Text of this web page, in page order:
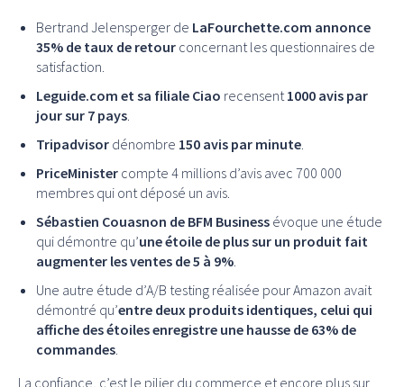
Bertrand Jelensperger de LaFourchette.com annonce
35% de taux de retour concernant les questionnaires de
satisfaction.
Leguide.com et sa filiale Ciao recensent1000 avis par
jour sur 7 pays.
Tripadvisor dénombre 150 avis par minute.
PriceMinister compte 4 millions d’avis avec 700 000
membres qui ont déposé un avis.
Sébastien Couasnon de BFM Business évoque une étude
qui démontre qu’une étoile de plus sur un produit fait
augmenter les ventes de 5 à 9%.
Une autre étude d’A/B testing réalisée pour Amazon avait
démontré qu’entre deux produits identiques, celui qui
affiche des étoiles enregistre une hausse de 63% de
commandes.
La confiance, c’est le pilier du commerce et encore plus sur